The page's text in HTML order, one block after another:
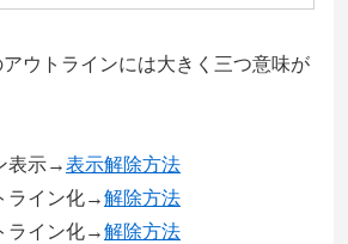
ウトラインには大きく三つ意味が
表示→表示解除方法
ライン化→解除方法
ライン化→解除方法